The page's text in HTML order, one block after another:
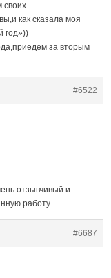
своих
как сказала моя
год»))
за вторым
#6522
отзывчивый и
работу.
#6687